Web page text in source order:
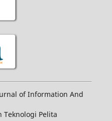
of Information And
Pelita